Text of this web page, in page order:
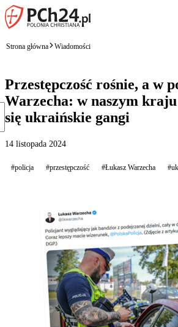
Strona główna Wiadomości
Przestępczość rośnie, a w
Warzecha: w naszym
się ukraińskie gangi
14 listopada 2024
#policja #przestępczość #Łukasz Warzecha